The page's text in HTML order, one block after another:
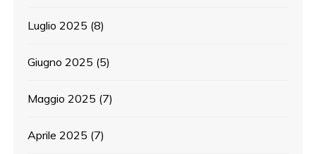
Luglio 2025 (8)
Giugno 2025 (5)
Maggio 2025 (7)
Aprile 2025 (7)